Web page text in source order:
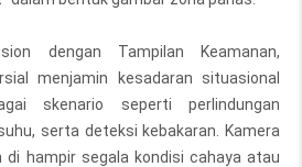
dengan Tampilan Keamanan,
menjamin kesadaran situasional
skenario seperti perlindungan
serta deteksi kebakaran. Kamera
di hampir segala kondisi cahaya atau